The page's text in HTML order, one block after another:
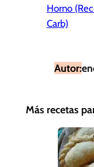
Horno
Carb)
Autor:
Más recetas